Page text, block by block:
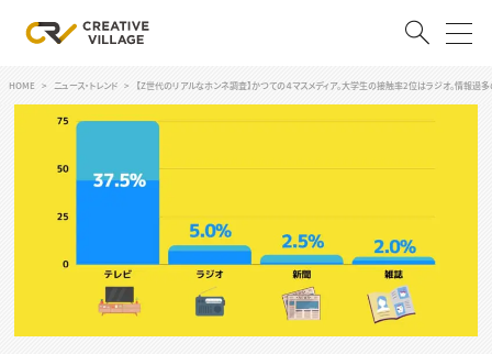
RECRUIT
クリエイター求人を探す
CREATIVE JOB求人検索
特集求人
採用説明会
HOME ニュース・トレンド 【Z世代のリアルなホンネ調査】かつての４マスメディア。大学生の接触率2位はラジオ。情報過多